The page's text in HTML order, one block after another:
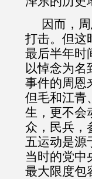
因而，
打击。但这
最后半年时
以悼念为名
事件的周恩
但毛和江青
生，更不会
众，民兵，
五运动是源
当时的党中
最大限度包